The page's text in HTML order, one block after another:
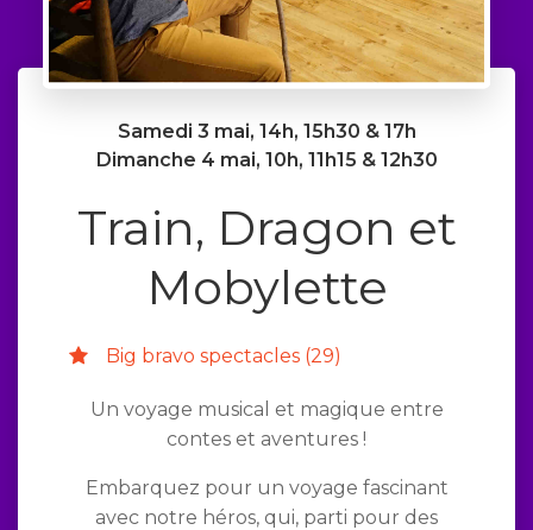
Samedi 3 mai, 14h, 15h30 & 17h
Dimanche 4 mai, 10h, 11h15 & 12h30
Train, Dragon et
Mobylette
Big bravo spectacles (29)
Un voyage musical et magique entre
contes et aventures !
Embarquez pour un voyage fascinant
avec notre héros, qui, parti pour des